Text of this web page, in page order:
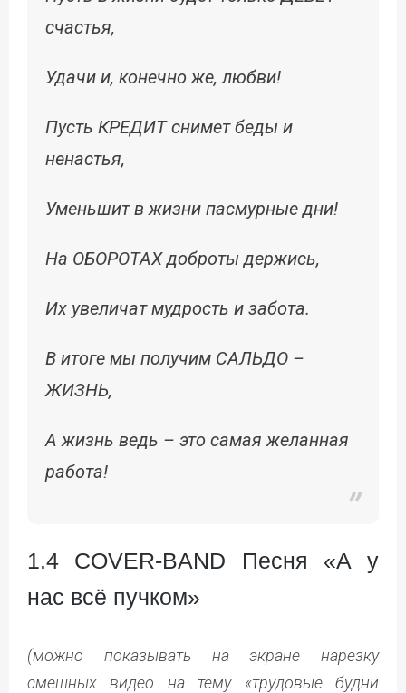
счастья,
Удачи и, конечно же, любви!
Пусть КРЕДИТ снимет беды и
ненастья,
Уменьшит в жизни пасмурные дни!
На ОБОРОТАХ доброты держись,
Их увеличат мудрость и забота.
В итоге мы получим САЛЬДО –
ЖИЗНЬ,
А жизнь ведь – это самая желанная
работа!
1.4 COVER-BAND Песня «А у
нас всё пучком»
(можно показывать на экране нарезку
смешных видео на тему «трудовые будни